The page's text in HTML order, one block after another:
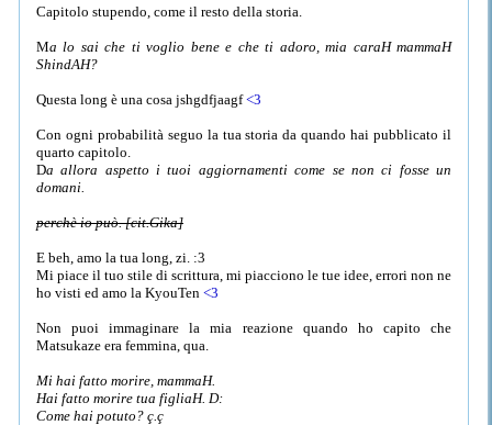
Capitolo stupendo, come il resto della storia.
Ma lo sai che ti voglio bene e che ti adoro, mia caraH mammaH
ShindAH?
Questa long è una cosa jshgdfjaagf<3
Con ogni probabilità seguo la tua storia da quando hai pubblicato il
quarto capitolo.
Da allora aspetto i tuoi aggiornamenti come se non ci fosse un
domani.
perchè io può. [cit.Gika]
E beh, amo la tua long, zi. :3
Mi piace il tuo stile di scrittura, mi piacciono le tue idee, errori non ne
ho visti ed amo la KyouTen <3
Non puoi immaginare la mia reazione quando ho capito che
Matsukaze era femmina, qua.
Mi hai fatto morire, mammaH.
Hai fatto morire tua figliaH. D:
Come hai potuto? ç.ç